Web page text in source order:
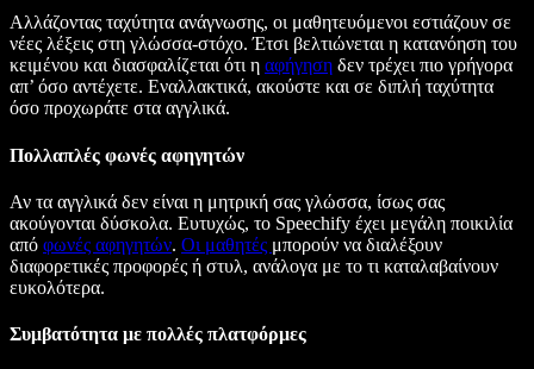
Αλλάζοντας ταχύτητα ανάγνωσης, οι μαθητευόμενοι εστιάζουν σε
νέες λέξεις στη γλώσσα-στόχο. Έτσι βελτιώνεται η κατανόηση του
κειμένου και διασφαλίζεται ότι η αφήγηση δεν τρέχει πιο γρήγορα
απ’ όσο αντέχετε. Εναλλακτικά, ακούστε και σε διπλή ταχύτητα
όσο προχωράτε στα αγγλικά.
Πολλαπλές φωνές αφηγητών
Αν τα αγγλικά δεν είναι η μητρική σας γλώσσα, ίσως σας
ακούγονται δύσκολα. Ευτυχώς, το Speechify έχει μεγάλη ποικιλία
από φωνές αφηγητών. Οι μαθητές μπορούν να διαλέξουν
διαφορετικές προφορές ή στυλ, ανάλογα με το τι καταλαβαίνουν
ευκολότερα.
Συμβατότητα με πολλές πλατφόρμες